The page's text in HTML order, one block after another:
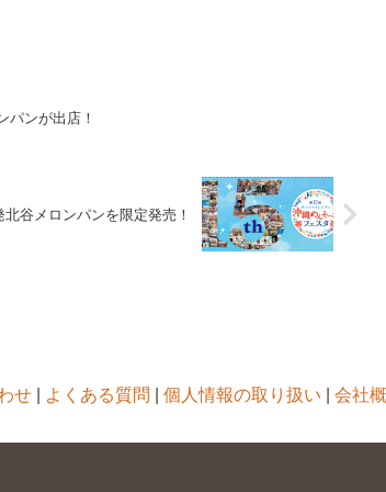
パンが出店！
谷メロンパンを限定発売！
せ| よくある質問 個人情報の取り扱い 会社